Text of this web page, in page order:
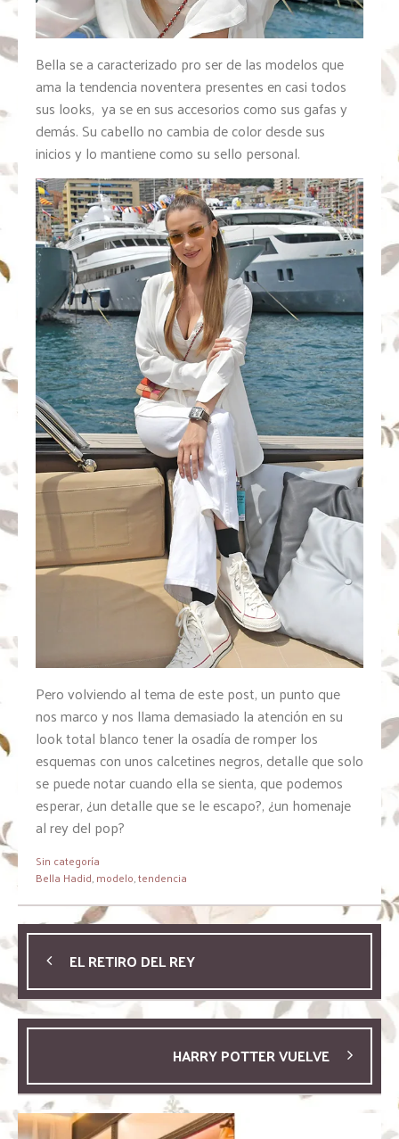
Bella se a caracterizado pro ser de las modelos que
ama la tendencia noventera presentes en casi todos
sus looks, ya se en sus accesorios como sus gafas y
demás. Su cabello no cambia de color desde sus
inicios y lo mantiene como su sello personal.
Pero volviendo al tema de este post, un punto que
nos marco y nos llama demasiado la atención en su
look total blanco tener la osadía de romper los
esquemas con unos calcetines negros, detalle que solo
se puede notar cuando ella se sienta, que podemos
esperar, ¿un detalle que se le escapo?, ¿un homenaje
al rey del pop?
Sin categoría
Bella Hadid,modelo,tendencia
EL RETIRO DEL REY
HARRY POTTER VUELVE